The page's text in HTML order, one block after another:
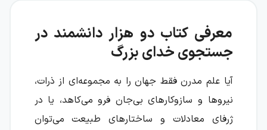
معرفی کتاب دو هزار دانشمند در
جستجوی خدای بزرگ
آیا علم مدرن فقط جهان را به مجموعه‌ای از ذرات،
نیروها و سازوکارهای بی‌جان فرو می‌کاهد، یا در
ژرفای معادلات و ساختارهای طبیعت می‌توان